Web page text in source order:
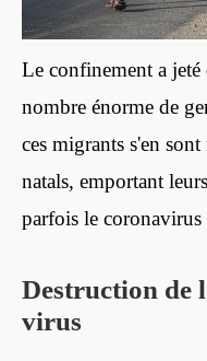
Le confinement a
nombre énorme de
ces migrants s'en
natals, emportant
parfois le coronavirus
Destruction de
virus